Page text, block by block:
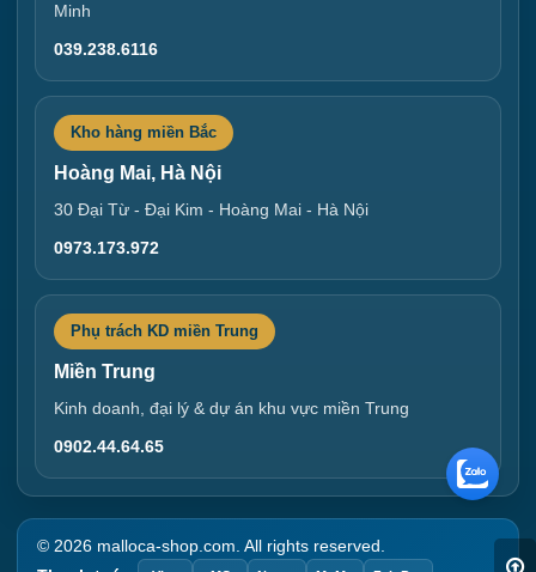
Minh
039.238.6116
Kho hàng miền Bắc
Hoàng Mai, Hà Nội
30 Đại Từ - Đại Kim - Hoàng Mai - Hà Nội
0973.173.972
Phụ trách KD miền Trung
Miền Trung
Kinh doanh, đại lý & dự án khu vực miền Trung
0902.44.64.65
© 2026 malloca-shop.com. All rights reserved.